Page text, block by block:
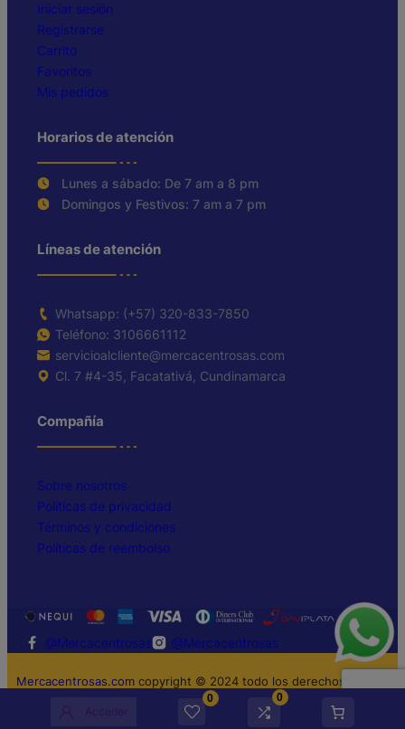
Acceder
0 0
Iniciar sesión
Registrarse
Carrito
Favoritos
Mis pedidos
Horarios de atención
Lunes a sábado: De 7 am a 8 pm
Domingos y Festivos: 7 am a 7 pm
Líneas de atención
Whatsapp: (+57) 320-833-7850
Teléfono: 3106661112
servicioalcliente@mercacentrosas.com
Cl. 7 #4-35, Facatativá, Cundinamarca
Compañía
Sobre nosotros
Políticas de privacidad
Términos y condiciones
Políticas de reembolso
@Mercacentrosas @Mercacentrosas
Mercacentrosas.com copyright © 2024 todo los derechos